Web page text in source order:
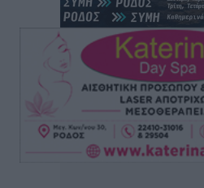
Μόνιμες θέσεις στους
προϋποθέσεις, η 24μηνη
για τους δήμους
Τοπικές Ειδήσεις• πριν 22 ώρες
Δεύτερη πηγή εισοδήματος
ψαράδες ο αλιευτικός